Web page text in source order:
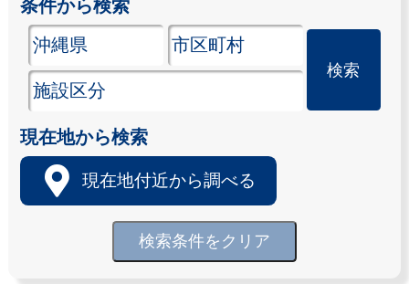
条件から検索
現在地から検索
現在地付近から調べる
検索条件をクリア